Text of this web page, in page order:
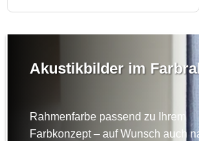
Akustikbilder im
Rahmenfarbe passend zu Ihrem
Farbkonzept – auf Wunsch auch